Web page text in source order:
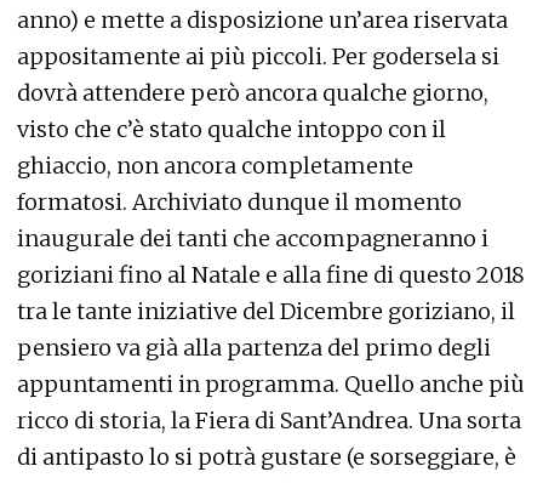
anno) e mette a disposizione un’area riservata
appositamente ai più piccoli. Per godersela si
dovrà attendere però ancora qualche giorno,
visto che c’è stato qualche intoppo con il
ghiaccio, non ancora completamente
formatosi. Archiviato dunque il momento
inaugurale dei tanti che accompagneranno i
goriziani fino al Natale e alla fine di questo 2018
tra le tante iniziative del Dicembre goriziano, il
pensiero va già alla partenza del primo degli
appuntamenti in programma. Quello anche più
ricco di storia, la Fiera di Sant’Andrea. Una sorta
di antipasto lo si potrà gustare (e sorseggiare, è